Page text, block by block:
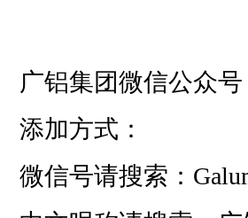
广铝集团微信公众号
添加方式：
微信号请搜索：